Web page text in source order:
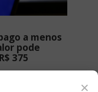
a menos
pode
375